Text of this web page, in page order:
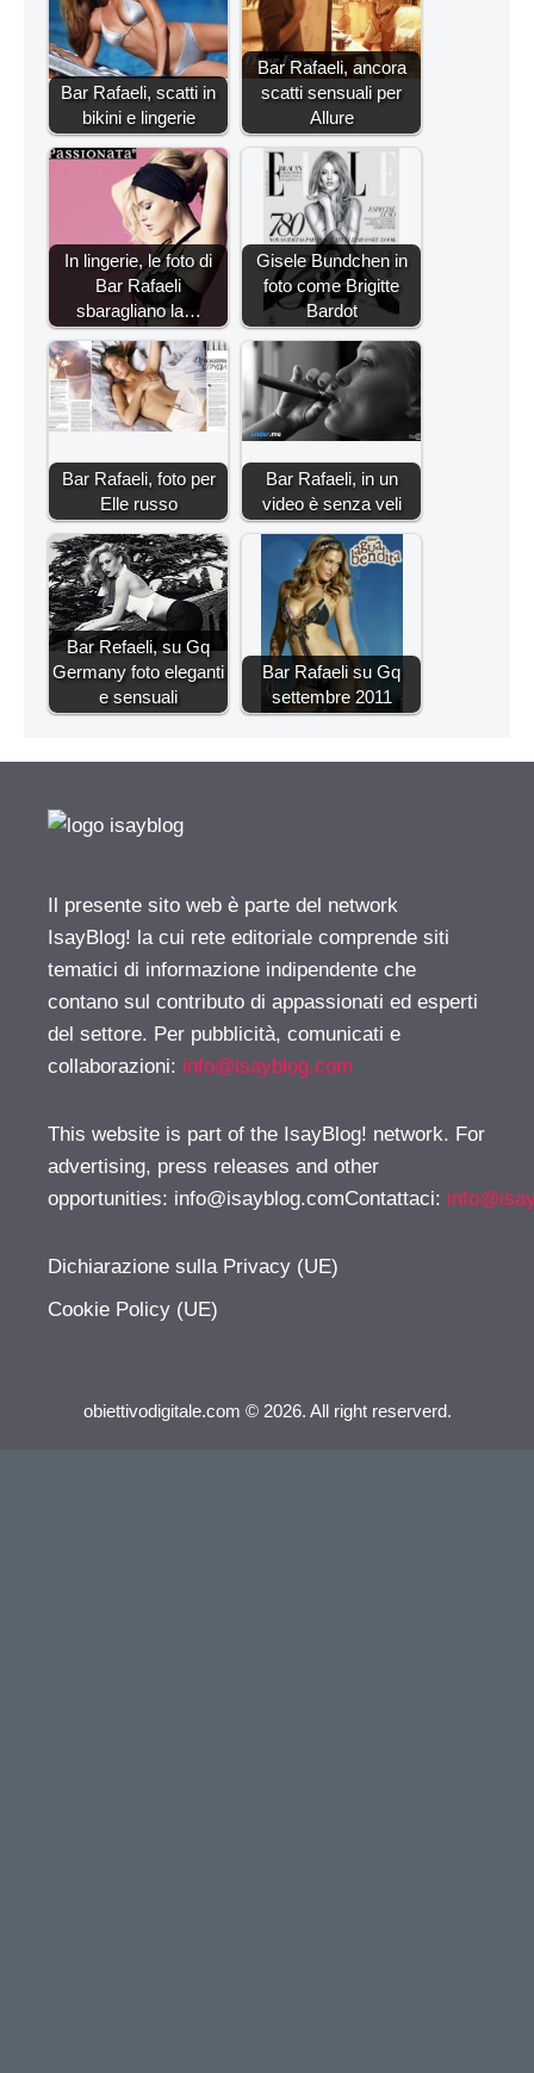
Bar Rafaeli, scatti in
bikini e lingerie
Bar Rafaeli, ancora
scatti sensuali per
Allure
In lingerie, le foto di
Bar Rafaeli
sbaragliano la…
Gisele Bundchen in
foto come Brigitte
Bardot
Bar Rafaeli, foto per
Elle russo
Bar Rafaeli, in un
video è senza veli
Bar Refaeli, su Gq
Germany foto eleganti
e sensuali
Bar Rafaeli su Gq
settembre 2011
Il presente sito web è parte del network
IsayBlog! la cui rete editoriale comprende siti
tematici di informazione indipendente che
contano sul contributo di appassionati ed esperti
del settore. Per pubblicità, comunicati e
collaborazioni: info@isayblog.com
This website is part of the IsayBlog! network. For
advertising, press releases and other
opportunities: info@isayblog.comContattaci:
Dichiarazione sulla Privacy (UE)
Cookie Policy (UE)
obiettivodigitale.com © 2026. All right reserverd.